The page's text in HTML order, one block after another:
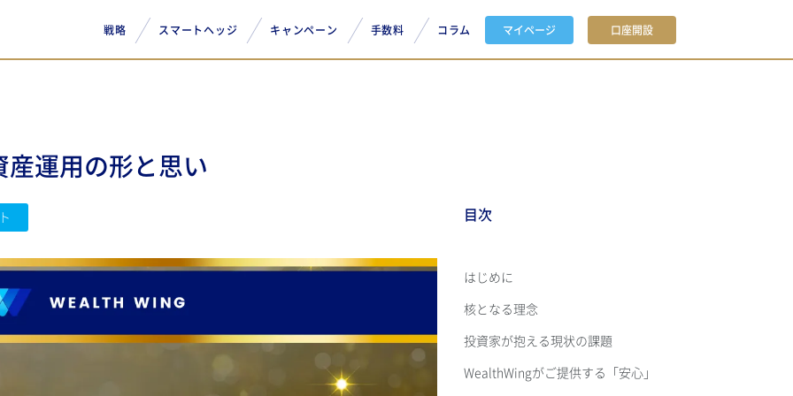
戦略 スマートヘッジ キャンペーン 手数料 コラム マイページ 口座開設
目次
はじめに
核となる理念
投資家が抱える現状の課題
WealthWingがご提供する「安心」
運用の形と思い